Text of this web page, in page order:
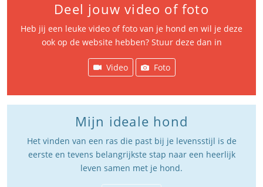
Deel jouw video of foto
Heb jij een leuke video of foto van je hond en wil je deze
ook op de website hebben? Stuur deze dan in
Video Foto
Mijn ideale hond
Het vinden van een ras die past bij je levensstijl is de
eerste en tevens belangrijkste stap naar een heerlijk
leven samen met je hond.